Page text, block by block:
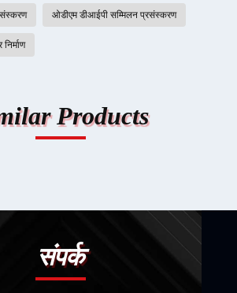
ओडीएम डीआईपी सम्मिलन प्रसंस्करण
Products
संपर्क